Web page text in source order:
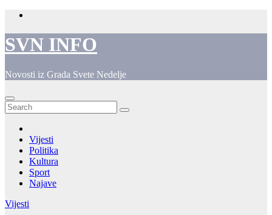
Skip
content
SVN INFO
Novosti iz Grada Svete Nedelje
Vijesti
Politika
Kultura
Sport
Najave
Vijesti